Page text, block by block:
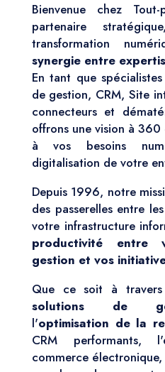
Bienvenue chez
partenaire
transformation
synergie entre
En tant que
de gestion, CRM, Site
connecteurs et
offrons une vision à
à vos besoins
digitalisation de votre
Depuis 1996, notre
des passerelles entre
votre infrastructure
productivité entre
gestion et vos
Que ce soit à
solutions de
l'optimisation de la
CRM performants,
commerce